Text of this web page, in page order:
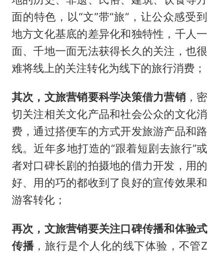
面的特色，以“文”带“旅”，让公众感受到
地方文化基底的差异化和独特性，千人一
面、千地一面无法获得长久的关注，也很
难将线上的关注转化为线下的旅行消费；
其次，文旅营销要科学决策借力营销，密
切关注相关文化产品和社会公众的文化消
费，通过搭便车的方式开发旅游产品和路
线。近年多地打造的“跟着短剧去旅行”或
者对口碑长剧的拍摄地的借力开发，用的
好、用的巧的都收到了良好的宣传效果和
游客转化；
再次，文旅营销要关注口碑传播和体验式
传播，旅行是个人化的线下体验，不管Z